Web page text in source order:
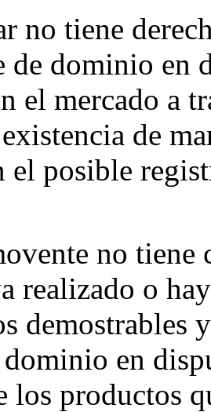
no tiene
de dominio en
el mercado a
de
el posible
no tiene
realizado o
demostrables
en
los productos